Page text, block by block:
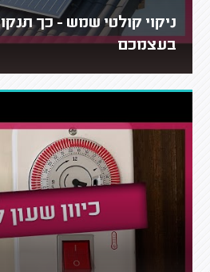
ניקוי קולטי שמש - כך
בעצמכם